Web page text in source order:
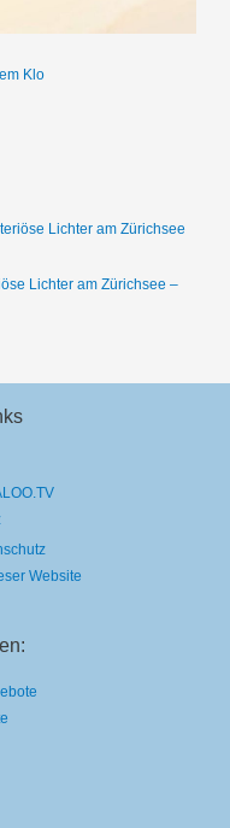
Klo
Lichter am Zürichsee –
Website